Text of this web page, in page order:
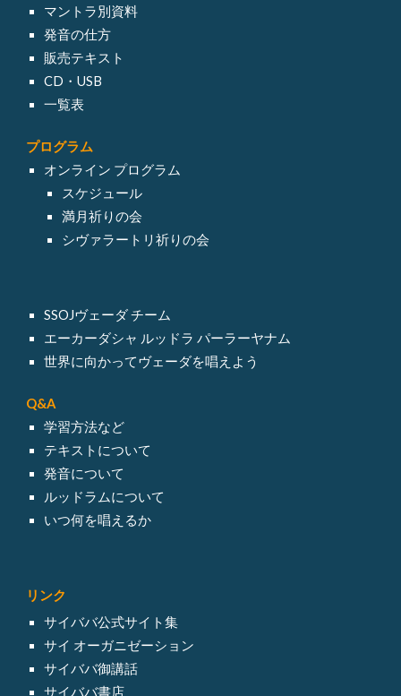
マントラ別資料
発音の仕方
販売テキスト
CD・USB
一覧表
プログラム
オンライン プログラム
スケジュール
満月祈りの会
シヴァラートリ祈りの会
SSOJヴェーダ チーム
エーカーダシャ ルッドラ パーラーヤナム
世界に向かってヴェーダを唱えよう
Q&A
学習方法など
テキスト について
発音について
ルッドラムについて
いつ何を唱えるか
リンク
サイババ公式サイト集
サイ オーガニゼーション
サイババ御講話
サイババ書店